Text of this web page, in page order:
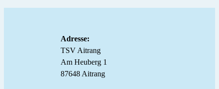
Adresse:
TSV Aitrang
Am Heuberg 1
87648 Aitrang